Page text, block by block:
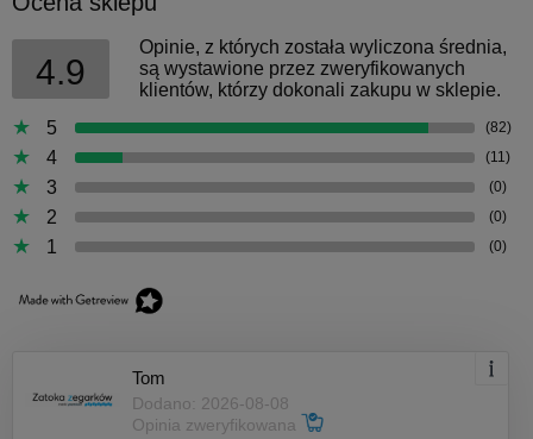
4.9
Opinie, z których została wyliczona średnia,
są wystawione przez zweryfikowanych
klientów, którzy dokonali zakupu w sklepie.
5
(82)
4 (11)
3 (0)
2 (0)
1 (0)
Tom
Dodano: 2026-08-08
Opinia zweryfikowana